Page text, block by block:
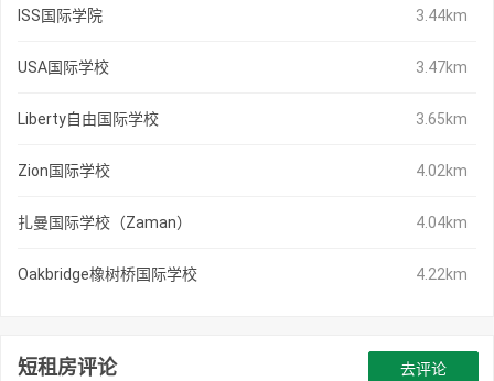
ISS国际学院 3.44km
USA国际学校 3.47km
Liberty自由国际学校 3.65km
Zion国际学校 4.02km
扎曼国际学校（Zaman） 4.04km
Oakbridge橡树桥国际学校 4.22km
短租房评论 去评论